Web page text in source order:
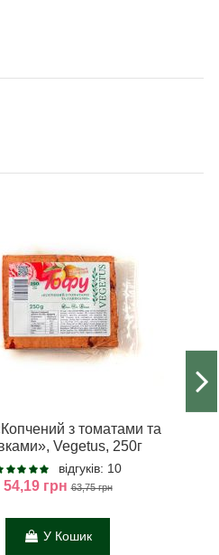
з томатами та
Vegetus, 250г
відгуків: 10
54,19 грн 63,75 грн
У Кошик